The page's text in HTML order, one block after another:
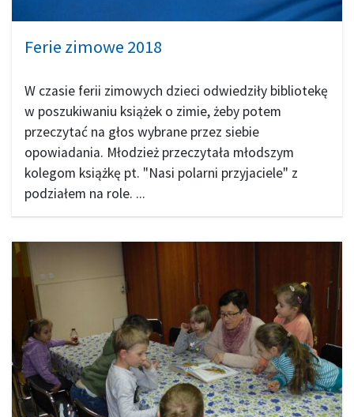
Ferie zimowe 2018
W czasie ferii zimowych dzieci odwiedziły bibliotekę
w poszukiwaniu książek o zimie, żeby potem
przeczytać na głos wybrane przez siebie
opowiadania. Młodzież przeczytała młodszym
kolegom książkę pt. "Nasi polarni przyjaciele" z
podziałem na role. ...